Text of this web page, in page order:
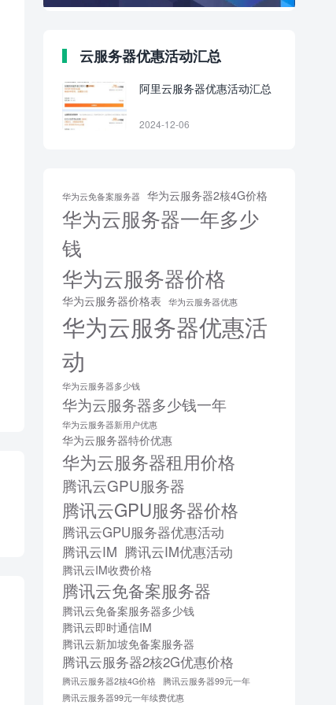
云服务器优惠活动汇总
阿里云服务器优惠活动汇总
2024-12-06
华为云免备案服务器 华为云服务器2核4G价格
华为云服务器一年多少
钱
华为云服务器价格
华为云服务器价格表 华为云服务器优惠
华为云服务器优惠活
动
华为云服务器多少钱
华为云服务器多少钱一年
华为云服务器新用户优惠
华为云服务器特价优惠
华为云服务器租用价格
腾讯云GPU服务器
腾讯云GPU服务器价格
腾讯云GPU服务器优惠活动
腾讯云IM 腾讯云IM优惠活动
腾讯云IM收费价格
腾讯云免备案服务器
腾讯云免备案服务器多少钱
腾讯云即时通信IM
腾讯云新加坡免备案服务器
腾讯云服务器2核2G优惠价格
腾讯云服务器2核4G价格
腾讯云服务器99元一年
腾讯云服务器99元一年续费优惠